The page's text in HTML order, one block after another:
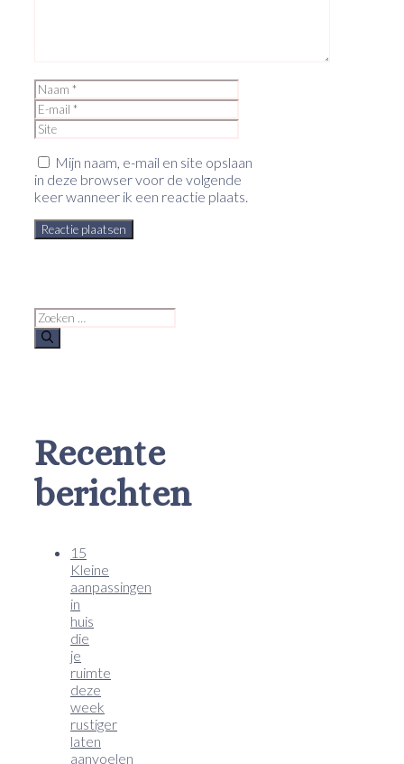
Naam
mail
Mijn naam, e-mail en site opslaan
in deze browser voor de volgende
keer wanneer ik een reactie plaats.
Zoek
naar:
Recente
berichten
15
Kleine
aanpassingen
in
huis
die
je
ruimte
deze
week
rustiger
laten
aanvoelen